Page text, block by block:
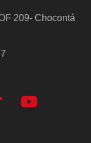
209- Chocontá